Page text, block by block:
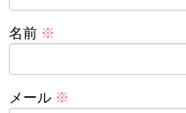
名前 ※
メール ※